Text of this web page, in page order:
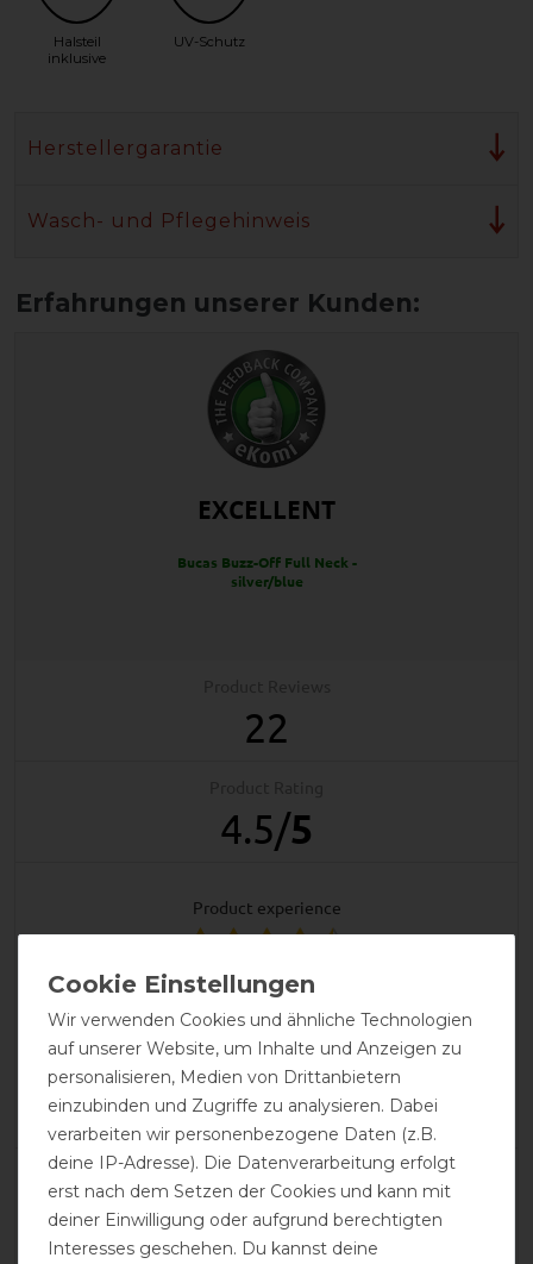
Halsteil
inklusive
UV-Schutz
Herstellergarantie
Wasch- und Pflegehinweis
EXCELLENT
Bucas Buzz-Off Full Neck -
silver/blue
22
4.5/5
product experience
calculated from 22 customer reviews
81.82%
Neutral
18.18%
Negative
0%
04.07.2025
Bin mit der Decke sehr zufrieden
Wir verwenden Cookies und ähnliche Technologien
auf unserer Website, um Inhalte und Anzeigen zu
personalisieren, Medien von Drittanbietern
einzubinden und Zugriffe zu analysieren. Dabei
verarbeiten wir personenbezogene Daten (z.B.
deine IP-Adresse). Die Datenverarbeitung erfolgt
erst nach dem Setzen der Cookies und kann mit
deiner Einwilligung oder aufgrund berechtigten
Interesses geschehen. Du kannst deine